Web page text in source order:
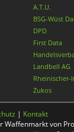
A.T.U.
BSG-Wüst
DPD
First Data
Landbell AG
Rheinischer-
Zukos
| Kontakt
Waffenmarkt von